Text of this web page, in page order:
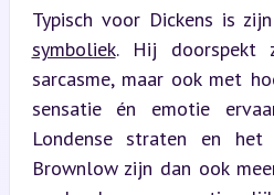
Typisch voor Dickens is
symboliek. Hij doorspekt
sarcasme, maar ook met
sensatie én emotie
Londense straten en
Brownlow zijn dan ook